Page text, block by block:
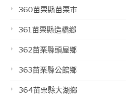
360苗栗縣苗栗市
361苗栗縣造橋鄉
362苗栗縣頭屋鄉
363苗栗縣公館鄉
364苗栗縣大湖鄉